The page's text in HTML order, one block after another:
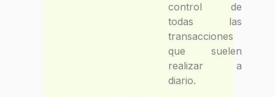
control de
todas las
transacciones
que suelen
realizar a
diario.